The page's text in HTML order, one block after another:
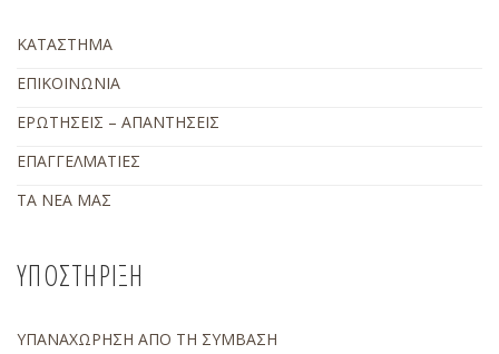
ΚΑΤΑΣΤΗΜΑ
ΕΠΙΚΟΙΝΩΝΙΑ
ΕΡΩΤΗΣΕΙΣ – ΑΠΑΝΤΗΣΕΙΣ
ΕΠΑΓΓΕΛΜΑΤΙΕΣ
ΤΑ ΝΕΑ ΜΑΣ
ΥΠΟΣΤΗΡΙΞΗ
ΥΠΑΝΑΧΩΡΗΣΗ ΑΠΟ ΤΗ ΣΥΜΒΑΣΗ